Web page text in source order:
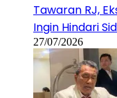
Tawaran RJ,
Ingin Hindari
27/07/2026